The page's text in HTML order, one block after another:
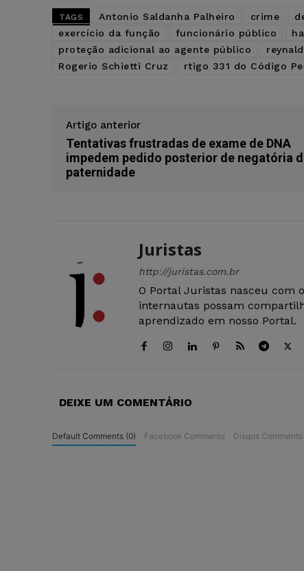
TAGS Antonio Saldanha Palheiro crime
exercício da função
funcionário público
proteção adicional ao agente público
Rogerio Schietti Cruz
rtigo 331 do Código
Artigo anterior
Tentativas frustradas de exame de DNA
impedem pedido posterior de negatória
paternidade
Juristas
http://juristas.com.br
O Portal Juristas nasceu com
internautas possam
aprendizado em nosso Portal.
DEIXE UM COMENTÁRIO
Default Comments (0) Facebook Comments Disqus Comments